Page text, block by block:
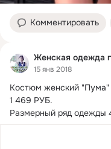
Комментировать
Женская одежда
15 янв 2018
Костюм женский "Пума"
1 469 РУБ.
Размерный ряд одежды